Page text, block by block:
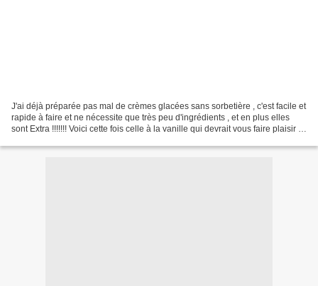
J'ai déjà préparée pas mal de crèmes glacées sans sorbetière , c'est facile et
rapide à faire et ne nécessite que très peu d'ingrédients , et en plus elles
sont Extra !!!!!!! Voici cette fois celle à la vanille qui devrait vous faire plaisir ...